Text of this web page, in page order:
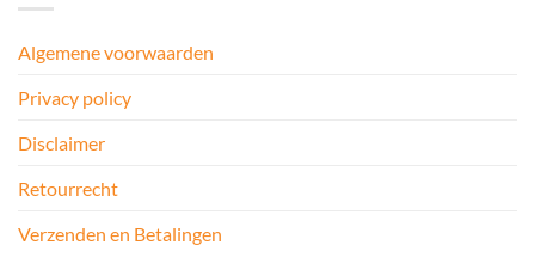
Algemene voorwaarden
Privacy policy
Disclaimer
Retourrecht
Verzenden en Betalingen